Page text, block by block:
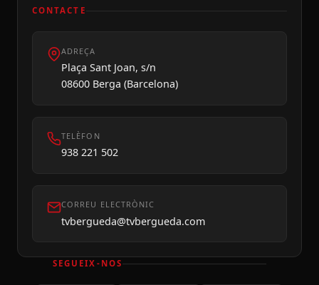
CONTACTE
ADREÇA
Plaça Sant Joan, s/n
08600 Berga (Barcelona)
TELÈFON
938 221 502
CORREU ELECTRÒNIC
tvbergueda@tvbergueda.com
SEGUEIX-NOS